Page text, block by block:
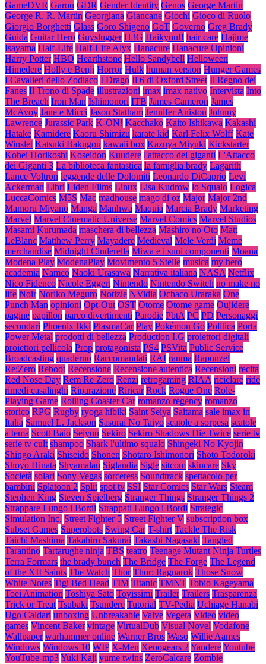
GameDVR Garou GDR Gender Identity Genos George Martin
George R. R. Martin Georgiana Giancane Giochi Gioco di Ruolo
Giorgio Borghetti Glass Goro Shigeno GoT Governo Greg Brady
Guida Guitar Hero Guyslugger H3G Haikyuu!! hair care Hajime
Isayama Half-Life Half-Life Alyx Hanacure Hanacure Opinioni
Harry Potter HBO Hearthstone Hello Sandybell Helloween
Himedere Holly e Benji Horror Hulk human version Hunger Games
I Cavalieri dello Zodiaco I Drago Il 6 di Oxford Street Il Regno dei
Fanes Il Trono di Spade illustrazioni imax imax nativo Intervista Into
The Breach Iron Man Ishimonori ITB James Cameron James
McAvoy Jane e Micci Jason Statham Jennifer Aniston Johnny
Lawrence Jurassic Park K-ON! Kacchako Kaito Ishikawa Kakashi
Hatake Kamidere Kaoru Shimizu karate kid Karl Felix Wolff Kate
Winslet Katsuki Bakugou kawaii box Kazuya Miyuki Kickstarter
Kohei Horikoshi Koseidon Kuudere l'attacco dei giganti L'Attacco
dei Giganti 3 La biblioteca fantastica la famiglia brady Lagarith
Lance Voltron leggende delle Dolomiti Leonardo DiCaprio Levi
Ackerman Libri Liden Films Linux Lisa Kudrow lo Squalo Logica
LuccaComics M5S Mac madhouse mago di oz Major Major 2nd
Mamoru Miyano Manga Manhwa Maquia Marcia Brady Marketing
Marvel Marvel Cinematic Universe Marvel Comics Marvel Studios
Masami Kurumada maschera di bellezza Mashiro no Oto Matt
LeBlanc Matthew Perry Mayadere Medieval Mele Verdi Meme
merchandise Midnight Cinderella Miwa e i suoi componenti Moana
Modena Play ModenaPlay Movimento 5 Stelle musica my hero
academia Namco Naoki Urasawa Narrativa italiana NASA Netflix
Nico Fidenco Nicole Eggert Nintendo Nintendo Switch no make no
life Noir Noriko Meguro Notizie NVidia Ochaco Uraraka One
Punch Man opinioni Opt-Out OST Otome Otome game Oujidere
pagine papillon parco divertimenti Parodie PbtA PC PD Personaggi
secondari Phoenix Ikki PlasmaCar Play Pokémon Go Politica Porta
Power Metal prodotti di bellezza Production I.G proiettori digitali
proiettori pellicola Prop protagonista PS4 PSVita Public Service
Broadcasting quaderno Raccomandati RAI ranma Rapunzel
Re:Zero Reboot Recensione Recensione autentica Recensioni recita
Red Nose Day Rem Re Zero Renzi retrogaming RIAA riciclare ride
rimedi casalinghi Riparazione Riricar Rock Rogue One Role-
Playing Game Rolling Coaster Car romanzo regency romanzo
storico RPG Rugby ryoga hibiki Saint Seiya Saitama sale imax in
Italia Samuel L. Jackson Sasurai No Taiyo scatole a sorpesa scatole
a tema Scott Baio Seiyuu Sekiro Sekiro Shadows Die Twice serie tv
serie tv cult shampoo Shark l'ultimo squalo Shingeki No Kyojin
Shingo Araki Shiseido Shonen Shotaro Ishimonori Shoto Todoroki
Shoyo Hinata Shyamalan Siglandia Sigle sitcom skincare Sky
Società solari Sony Vegas sorceress Soundtrack spettacolo per
bambini Splatoon 2 Split spot tv SSI Star Comics Star Wars Steam
Stephen King Steven Spielberg Stranger Things Stranger Things 2
Strappare Lungo i Bordi Strappati Lungo i Bordi Strategic
Simulation Inc. Street Fighter 5 Street Fighter V subscription box
Subset Games Superobots Swing Car T-shirt Tackle The Risk
Taichi Mashima Takahiro Sakurai Takashi Nagasaki Tangled
Tarantino Tartarughe ninja TBS teatro Teenage Mutant Ninja Turtles
Terra Formars the brady bunch The Bridge The Forge The Legend
of the XII Saints The Watch Thor Thor: Ragnarok Those Snow
White Notes Tigi Bed Head TIM Titanic TMNT Tobio Kageyama
Toei Animation Toshiya Sato Toyissimi Trailer Trailers Trasparenza
Trick or Treat Tsubaki Tsundere Tutorial TV-Pedia Uchiage Hanabi
Ugo Caldari unboxing Unbreakable Valve Vegeta Video video
games Vincent Baker vintage VirtualDub Visual Novel Vodafone
Wallpaper warhammer online Warner Bros Waso Willie Aames
Windows Windows 10 WIP X-Men Xenogears 2 YandereYoutube
YouTube-mp3Yuki Kaji yume twins ZeroCalcare Zombie